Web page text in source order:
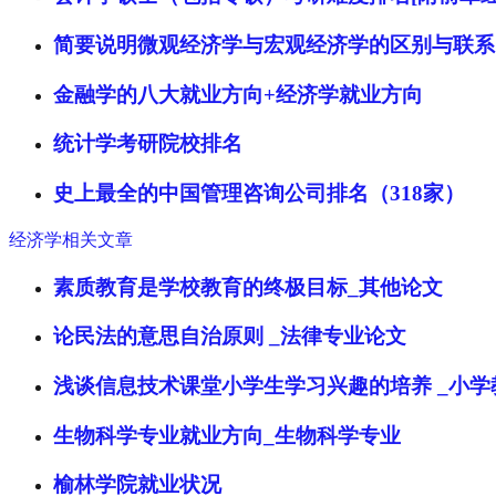
简要说明微观经济学与宏观经济学的区别与联系
金融学的八大就业方向+经济学就业方向
统计学考研院校排名
史上最全的中国管理咨询公司排名（318家）
经济学相关文章
素质教育是学校教育的终极目标_其他论文
论民法的意思自治原则 _法律专业论文
浅谈信息技术课堂小学生学习兴趣的培养 _小
生物科学专业就业方向_生物科学专业
榆林学院就业状况